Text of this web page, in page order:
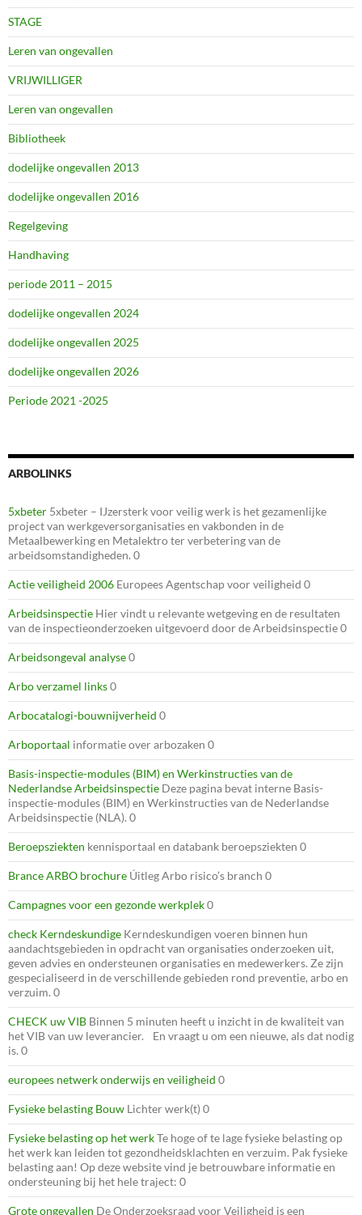
STAGE
Leren van ongevallen
VRIJWILLIGER
Leren van ongevallen
Bibliotheek
dodelijke ongevallen 2013
dodelijke ongevallen 2016
Regelgeving
Handhaving
periode 2011 – 2015
dodelijke ongevallen 2024
dodelijke ongevallen 2025
dodelijke ongevallen 2026
Periode 2021 -2025
ARBOLINKS
5xbeter 5xbeter – IJzersterk voor veilig werk is het gezamenlijke
project van werkgeversorganisaties en vakbonden in de
Metaalbewerking en Metalektro ter verbetering van de
arbeidsomstandigheden. 0
Actie veiligheid 2006 Europees Agentschap voor veiligheid 0
Arbeidsinspectie Hier vindt u relevante wetgeving en de resultaten
van de inspectieonderzoeken uitgevoerd door de Arbeidsinspectie 0
Arbeidsongeval analyse0
Arbo verzamel links0
Arbocatalogi-bouwnijverheid 0
Arboportaal informatie over arbozaken 0
Basis-inspectie-modules (BIM) en Werkinstructies van de
Nederlandse Arbeidsinspectie Deze pagina bevat interne Basis-
inspectie-modules (BIM) en Werkinstructies van de Nederlandse
Arbeidsinspectie (NLA). 0
Beroepsziekten kennisportaal en databank beroepsziekten 0
Brance ARBO brochure Úitleg Arbo risico’s branch 0
Campagnes voor een gezonde werkplek0
check Kerndeskundige Kerndeskundigen voeren binnen hun
aandachtsgebieden in opdracht van organisaties onderzoeken uit,
geven advies en ondersteunen organisaties en medewerkers. Ze zijn
gespecialiseerd in de verschillende gebieden rond preventie, arbo en
verzuim. 0
CHECK uw VIB Binnen 5 minuten heeft u inzicht in de kwaliteit van
het VIB van uw leverancier. En vraagt u om een nieuwe, als dat nodig
is. 0
europees netwerk onderwijs en veiligheid 0
Fysieke belasting Bouw Lichter werk(t) 0
Fysieke belasting op het werkTe hoge of te lage fysieke belasting op
het werk kan leiden tot gezondheidsklachten en verzuim. Pak fysieke
belasting aan! Op deze website vind je betrouwbare informatie en
ondersteuning bij het hele traject: 0
Grote ongevallen De Onderzoeksraad voor Veiligheid is een